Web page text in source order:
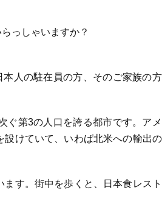
っしゃいますか？
人の駐在員の方、そのご家族の
ぐ第3の人口を誇る都市です。アメ
けていて、いわば北米への輸出
す。街中を歩くと、日本食レス